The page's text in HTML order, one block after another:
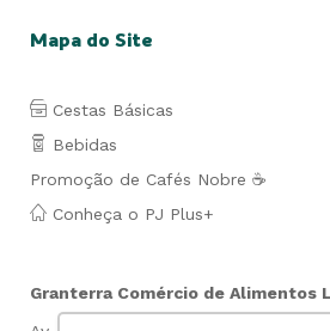
Mapa do Site
Cestas Básicas
Bebidas
Promoção de Cafés Nobre ☕
Conheça o PJ Plus+
Granterra Comércio de Alimentos